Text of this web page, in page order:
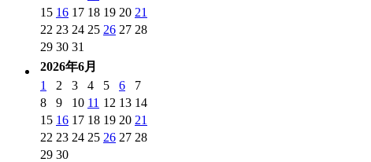
15 16 17 18 19 20 21
22 23 24 25 26 27 28
29 30 31
2026年6月
1
2 3 4 5 6
7
8
9 10 11 12 13 14
15 16 17 18 19 20 21
22 23 24 25 26 27 28
29 30